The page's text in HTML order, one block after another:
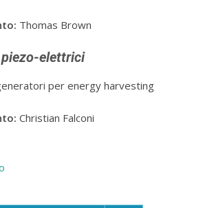
: Thomas Brown
elettrici
per energy harvesting
: Christian Falconi